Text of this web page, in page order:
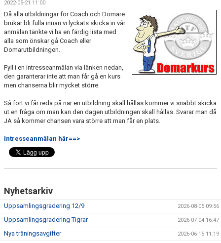
TRÄNINGSTIDER
SHOP
DOKUMENT
TAEKWON-DO
2022-05-21 11:00
Då alla utbildningar för Coach och Domare
brukar bli fulla innan vi lyckats skicka in vår
anmälan tänkte vi ha en färdig lista med
alla som önskar gå Coach eller
Domarutbildningen.
Fyll i en intresseanmälan via länken nedan,
den garanterar inte att man får gå en kurs
men chanserna blir mycket större.
Så fort vi får reda på när en utbildning skall hållas kommer vi snabbt skicka
ut en fråga om man kan den dagen utbildningen skall hållas. Svarar man då
JA så kommer chansen vara större att man får en plats.
Intresseanmälan här==>
Nyhetsarkiv
Uppsamlingsgradering 12/9 2026-08-05 09:56
Uppsamlingsgradering Tigrar 2026-07-04 16:47
Nya träningsavgifter 2026-06-15 11:19